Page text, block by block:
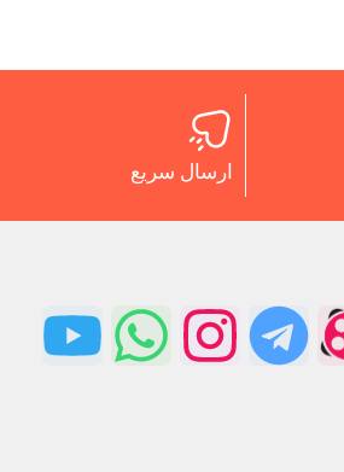
ارسال سریع